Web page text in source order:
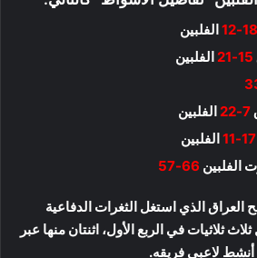
18-12
الفلبين
15-21
الفلبين
7-22
الفلبين
17-11
الفلبين
الفلبين 66-57
العراق الذي استغل الثغرات الدفاعية
ثلاثيات في الربع الأول، اثنتان منها عبر
لاعبي فريقه.